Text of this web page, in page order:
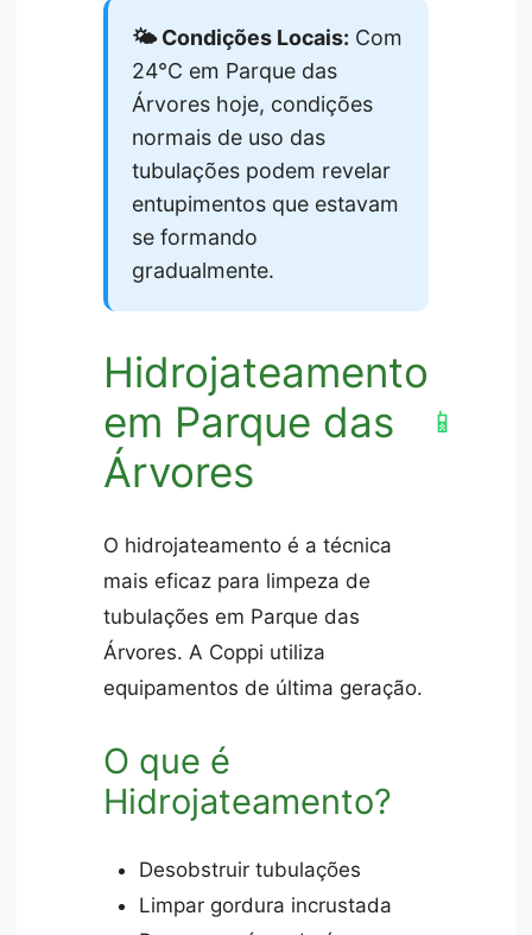
🌤️ Condições Locais: Com
24°C em Parque das
Árvores hoje, condições
normais de uso das
tubulações podem revelar
entupimentos que estavam
se formando
gradualmente.
Hidrojateamento
em Parque das
Árvores
📱
O hidrojateamento é a técnica
mais eficaz para limpeza de
tubulações em Parque das
Árvores. A Coppi utiliza
equipamentos de última geração.
O que é
Hidrojateamento?
Desobstruir tubulações
Limpar gordura incrustada